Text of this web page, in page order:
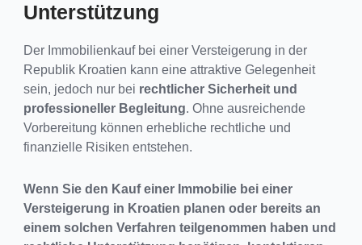
Unterstützung
Der Immobilienkauf bei einer Versteigerung in der
Republik Kroatien kann eine attraktive Gelegenheit
sein, jedoch nur bei rechtlicher Sicherheit und
professioneller Begleitung. Ohne ausreichende
Vorbereitung können erhebliche rechtliche und
finanzielle Risiken entstehen.
Wenn Sie den Kauf einer Immobilie bei einer
Versteigerung in Kroatien planen oder bereits an
einem solchen Verfahren teilgenommen haben und